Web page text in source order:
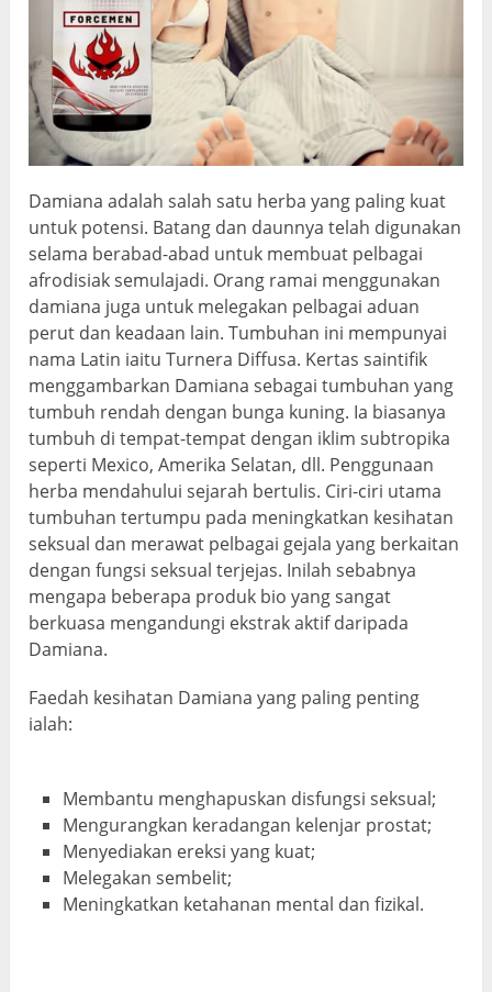
Damiana adalah salah satu herba yang paling kuat
untuk potensi. Batang dan daunnya telah digunakan
selama berabad-abad untuk membuat pelbagai
afrodisiak semulajadi. Orang ramai menggunakan
damiana juga untuk melegakan pelbagai aduan
perut dan keadaan lain. Tumbuhan ini mempunyai
nama Latin iaitu Turnera Diffusa. Kertas saintifik
menggambarkan Damiana sebagai tumbuhan yang
tumbuh rendah dengan bunga kuning. Ia biasanya
tumbuh di tempat-tempat dengan iklim subtropika
seperti Mexico, Amerika Selatan, dll. Penggunaan
herba mendahului sejarah bertulis. Ciri-ciri utama
tumbuhan tertumpu pada meningkatkan kesihatan
seksual dan merawat pelbagai gejala yang berkaitan
dengan fungsi seksual terjejas. Inilah sebabnya
mengapa beberapa produk bio yang sangat
berkuasa mengandungi ekstrak aktif daripada
Damiana.
Faedah kesihatan Damiana yang paling penting
ialah:
Membantu menghapuskan disfungsi seksual;
Mengurangkan keradangan kelenjar prostat;
Menyediakan ereksi yang kuat;
Melegakan sembelit;
Meningkatkan ketahanan mental dan fizikal.